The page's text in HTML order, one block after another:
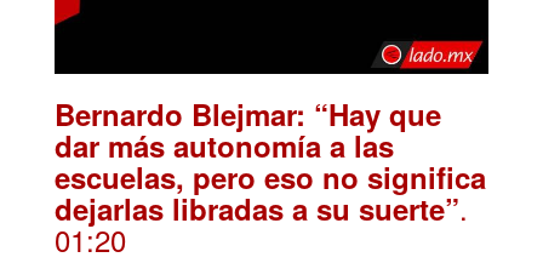
Bernardo Blejmar: “Hay que
dar más autonomía a las
escuelas, pero eso no significa
dejarlas libradas a su suerte”.
01:20